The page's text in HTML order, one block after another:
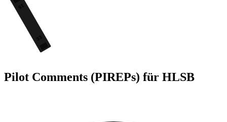
33
15
Pilot Comments (PIREPs) für HLSB